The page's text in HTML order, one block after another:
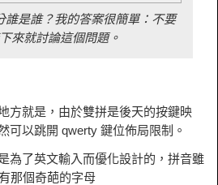
誰是誰？我的答案很簡單：不要
來就討論這個問題。
方就是，由於雙拼是後天的按鍵映
可以跳開 qwerty 鍵位佈局限制。
為了英文輸入而優化設計的，拼音雖
那個奇葩的字母